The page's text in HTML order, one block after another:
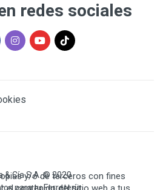
redes sociales
& Cía S.A. © 2020
para tu Ferretería
y/o de terceros con fines